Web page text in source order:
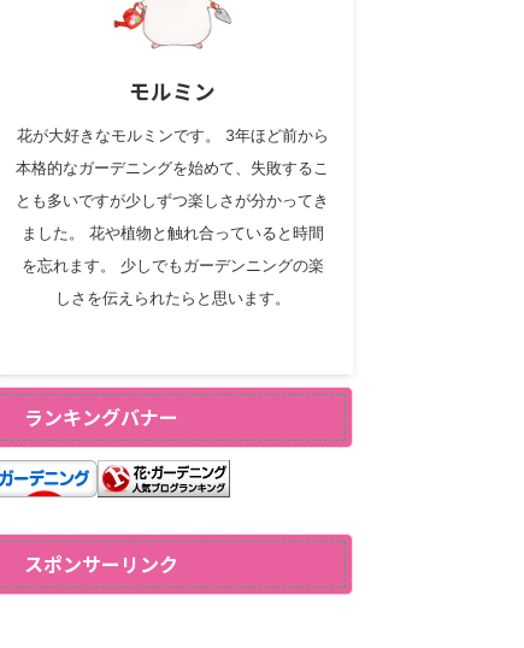
モルミン
花が大好きなモルミンです。 3年ほど前から
本格的なガーデニングを始めて、失敗するこ
とも多いですが少しずつ楽しさが分かってき
ました。 花や植物と触れ合っていると時間
を忘れます。 少しでもガーデンニングの楽
しさを伝えられたらと思います。
ランキングバナー
スポンサーリンク